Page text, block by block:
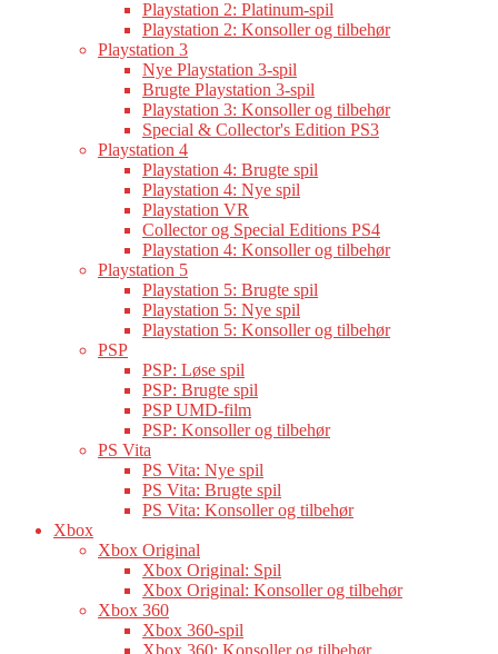
Playstation 2: Platinum-spil
Playstation 2: Konsoller og tilbehør
Playstation 3
Nye Playstation 3-spil
Brugte Playstation 3-spil
Playstation 3: Konsoller og tilbehør
Special & Collector's Edition PS3
Playstation 4
Playstation 4: Brugte spil
Playstation 4: Nye spil
Playstation VR
Collector og Special Editions PS4
Playstation 4: Konsoller og tilbehør
Playstation 5
Playstation 5: Brugte spil
Playstation 5: Nye spil
Playstation 5: Konsoller og tilbehør
PSP
PSP: Løse spil
PSP: Brugte spil
PSP UMD-film
PSP: Konsoller og tilbehør
PS Vita
PS Vita: Nye spil
PS Vita: Brugte spil
PS Vita: Konsoller og tilbehør
Xbox
Xbox Original
Xbox Original: Spil
Xbox Original: Konsoller og tilbehør
Xbox 360
Xbox 360-spil